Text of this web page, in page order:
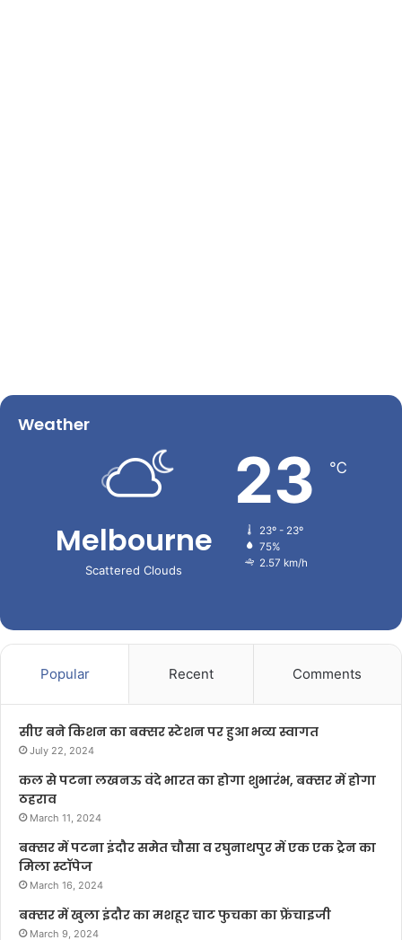
Weather
Melbourne
Scattered Clouds
23 ℃
23º - 23º
75%
2.57 km/h
Popular Recent Comments
सीए बने किशन का बक्सर स्टेशन पर हुआ भव्य स्वागत
July 22, 2024
कल से पटना लखनऊ वंदे भारत का होगा शुभारंभ, बक्सर में होगा
ठहराव
March 11, 2024
बक्सर में पटना इंदौर समेत चौसा व रघुनाथपुर में एक एक ट्रेन का
मिला स्टॉपेज
March 16, 2024
बक्सर में खुला इंदौर का मशहूर चाट फुचका का फ्रेंचाइजी
March 9, 2024